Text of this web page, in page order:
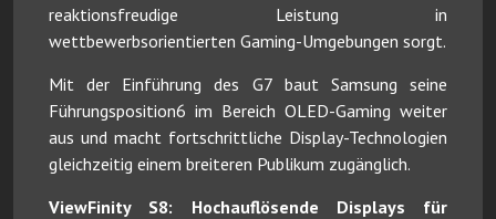
reaktionsfreudige Leistung in
wettbewerbsorientierten Gaming-Umgebungen sorgt.
Mit der Einführung des G7 baut Samsung seine
Führungsposition6 im Bereich OLED-Gaming weiter
aus und macht fortschrittliche Display-Technologien
gleichzeitig einem breiteren Publikum zugänglich.
ViewFinity S8: Hochauflösende Displays für